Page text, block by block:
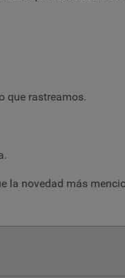
que rastreamos.
la novedad más